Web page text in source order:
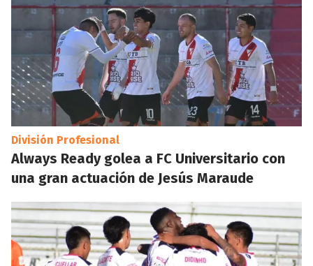
División Profesional
Always Ready golea a FC Universitario con
una gran actuación de Jesús Maraude